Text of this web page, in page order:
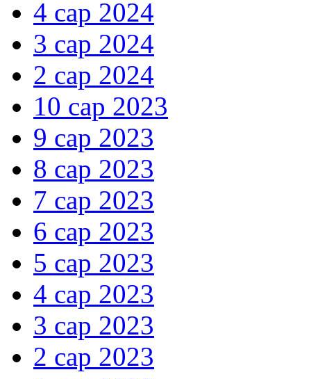
4 сар 2024
3 сар 2024
2 сар 2024
10 сар 2023
9 сар 2023
8 сар 2023
7 сар 2023
6 сар 2023
5 сар 2023
4 сар 2023
3 сар 2023
2 сар 2023